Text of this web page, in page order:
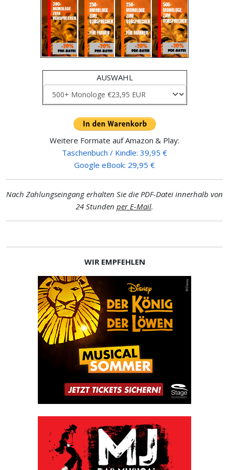
AUSWAHL
Weitere Formate auf Amazon & Play:
Taschenbuch / Kindle: 39,95 €
Google eBook: 29,95 €
Nach Zahlungseingang erhalten Sie die PDF-Datei innerhalb von
24 Stunden per E-Mail.
WIR EMPFEHLEN